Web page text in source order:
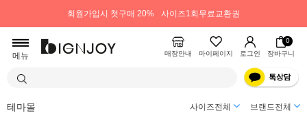
회원가입시 첫구매 20% 사이즈1회무료교환권
메뉴 매장안내 마이페이지 로그인
0
장바구니
테마몰 사이즈전체 브랜드전체